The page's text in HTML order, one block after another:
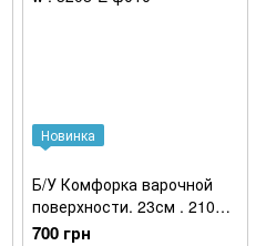
Новинка
Б/У Комфорка варочной
поверхности. 23см . 2100
w .
700 грн